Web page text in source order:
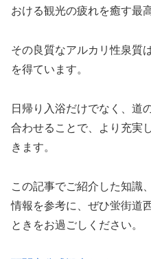
おける観光の疲れを癒す最
その良質なアルカリ性泉質
を得ています。
日帰り入浴だけでなく、道
合わせることで、より充実
きます。
この記事でご紹介した知識
情報を参考に、ぜひ蛍街道
ときをお過ごしください。